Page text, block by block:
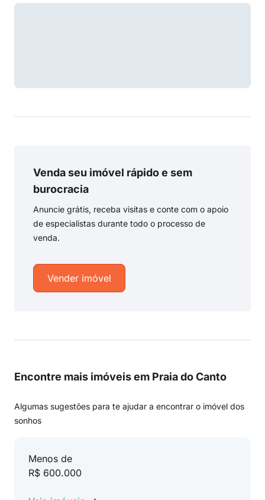
Venda seu imóvel rápido e sem
burocracia
Anuncie grátis, receba visitas e conte com o apoio
de especialistas durante todo o processo de
venda.
Vender imóvel
Encontre mais imóveis em Praia do Canto
Algumas sugestões para te ajudar a encontrar o imóvel dos
sonhos
Menos de
R$ 600.000